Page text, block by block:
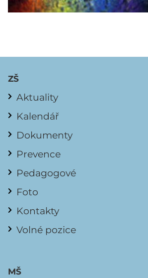
ZŠ
Aktuality
Kalendář
Dokumenty
Prevence
Pedagogové
Foto
Kontakty
Volné pozice
MŠ